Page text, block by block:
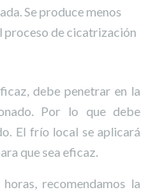
Se produce menos
proceso de cicatrización
debe penetrar en la
Por lo que debe
El frío local se aplicará
que sea eficaz.
recomendamos la